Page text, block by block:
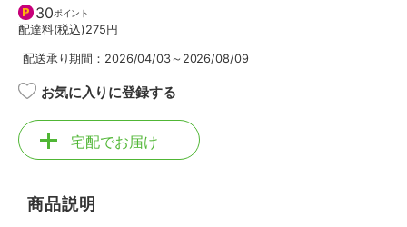
30ポイント
配達料(税込)275円
配送承り期間：2026/04/03～2026/08/09
お気に入りに登録する
宅配でお届け
商品説明